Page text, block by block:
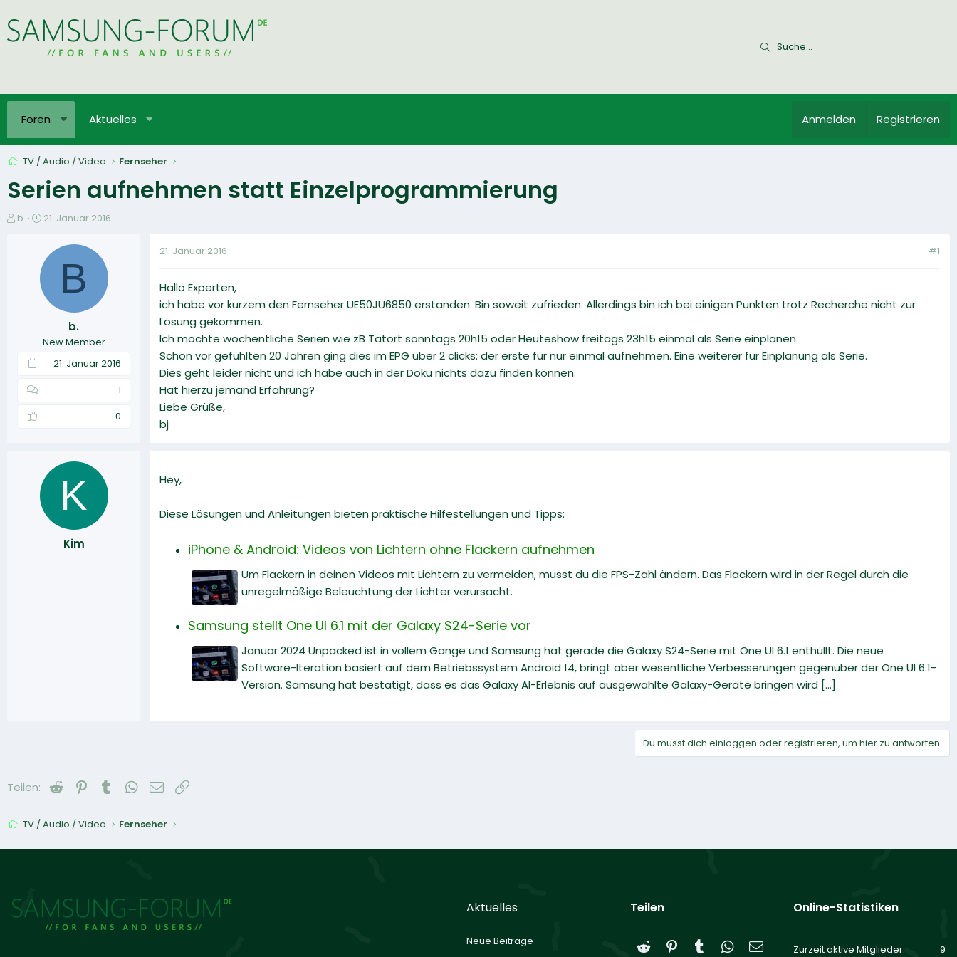
Foren Aktuelles Anmelden Registrieren
TV / Audio / Video Fernseher
Serien aufnehmen statt Einzelprogrammierung
E
b.
E
t
m
21. Januar 2016
B
b.
New Member
21. Januar 2016
1
0
21. Januar 2016 #1
Hallo Experten,
ich habe vor kurzem den Fernseher UE50JU6850 erstanden. Bin soweit zufrieden. Allerdings bin ich bei einigen Punkten trotz Recherche nicht zur
Lösung gekommen.
Ich möchte wöchentliche Serien wie zB Tatort sonntags 20h15 oder Heuteshow freitags 23h15 einmal als Serie einplanen.
Schon vor gefühlten 20 Jahren ging dies im EPG über 2 clicks: der erste für nur einmal aufnehmen. Eine weiterer für Einplanung als Serie.
Dies geht leider nicht und ich habe auch in der Doku nichts dazu finden können.
Hat hierzu jemand Erfahrung?
Liebe Grüße,
bj
K
Kim
Hey,
Diese Lösungen und Anleitungen bieten praktische Hilfestellungen und Tipps:
iPhone & Android: Videos von Lichtern ohne Flackern aufnehmen
Um Flackern in deinen Videos mit Lichtern zu vermeiden, musst du die FPS-Zahl ändern. Das Flackern wird in der Regel durch die
unregelmäßige Beleuchtung der Lichter verursacht.
Samsung stellt One UI 6.1 mit der Galaxy S24-Serie vor
Januar 2024 Unpacked ist in vollem Gange und Samsung hat gerade die Galaxy S24-Serie mit One UI 6.1 enthüllt. Die neue
Software-Iteration basiert auf dem Betriebssystem Android 14, bringt aber wesentliche Verbesserungen gegenüber der One UI 6.1-
Version. Samsung hat bestätigt, dass es das Galaxy AI-Erlebnis auf ausgewählte Galaxy-Geräte bringen wird [...]
Du musst dich einloggen oder registrieren, um hier zu antworten.
Teilen: Reddit PinterestTumblrWhatsApp
E-Mail
TV / Audio / Video Fernseher
Aktuelles
Neue Beiträge
Teilen
Reddit Pinterest
Tumblr WhatsApp
E-Mail
Online-Statistiken
Zurzeit aktive Mitglieder 9